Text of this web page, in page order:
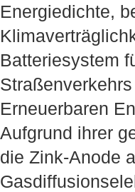
Energiedichte,
Batteriesystem
Erneuerbaren
Aufgrund ihrer
die Zink-Anode